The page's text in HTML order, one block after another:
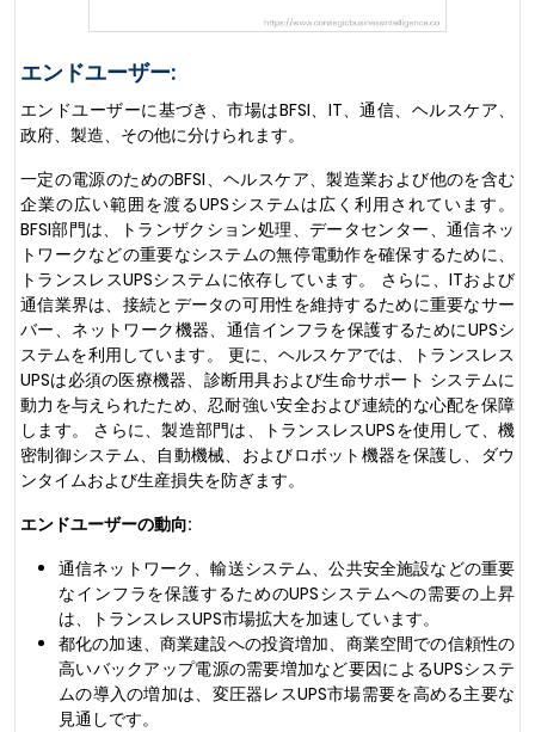
エンドユーザー:
エンドユーザーに基づき、市場はBFSI、IT、通信、ヘルスケア、
政府、製造、その他に分けられます。
一定の電源のためのBFSI、ヘルスケア、製造業および他のを含む
企業の広い範囲を渡るUPSシステムは広く利用されています。
BFSI部門は、トランザクション処理、データセンター、通信ネッ
トワークなどの重要なシステムの無停電動作を確保するために、
トランスレスUPSシステムに依存しています。 さらに、ITおよび
通信業界は、接続とデータの可用性を維持するために重要なサー
バー、ネットワーク機器、通信インフラを保護するためにUPSシ
ステムを利用しています。 更に、ヘルスケアでは、トランスレス
UPSは必須の医療機器、診断用具および生命サポート システムに
動力を与えられたため、忍耐強い安全および連続的な心配を保障
します。 さらに、製造部門は、トランスレスUPSを使用して、機
密制御システム、自動機械、およびロボット機器を保護し、ダウ
ンタイムおよび生産損失を防ぎます。
エンドユーザーの動向:
通信ネットワーク、輸送システム、公共安全施設などの重要
なインフラを保護するためのUPSシステムへの需要の上昇
は、トランスレスUPS市場拡大を加速しています。
都化の加速、商業建設への投資増加、商業空間での信頼性の
高いバックアップ電源の需要増加など要因によるUPSシステ
ムの導入の増加は、変圧器レスUPS市場需要を高める主要な
見通しです。